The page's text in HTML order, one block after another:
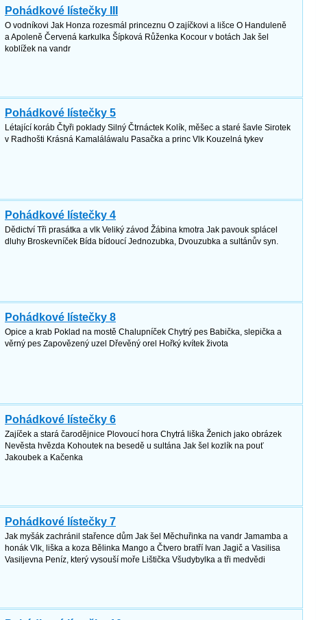
Pohádkové lístečky III
O vodníkovi Jak Honza rozesmál princeznu O zajíčkovi a lišce O Handuleně
a Apoleně Červená karkulka Šípková Růženka Kocour v botách Jak šel
koblížek na vandr
Pohádkové lístečky 5
Létající koráb Čtyři poklady Silný Čtrnáctek Kolík, měšec a staré šavle Sirotek
v Radhošti Krásná Kamaláláwalu Pasačka a princ Vlk Kouzelná tykev
Pohádkové lístečky 4
Dědictví Tři prasátka a vlk Veliký závod Žábina kmotra Jak pavouk splácel
dluhy Broskevníček Bída bídoucí Jednozubka, Dvouzubka a sultánův syn.
Pohádkové lístečky 8
Opice a krab Poklad na mostě Chalupníček Chytrý pes Babička, slepička a
věrný pes Zapovězený uzel Dřevěný orel Hořký kvítek života
Pohádkové lístečky 6
Zajíček a stará čarodějnice Plovoucí hora Chytrá liška Ženich jako obrázek
Nevěsta hvězda Kohoutek na besedě u sultána Jak šel kozlík na pouť
Jakoubek a Kačenka
Pohádkové lístečky 7
Jak myšák zachránil stařence dům Jak šel Měchuřinka na vandr Jamamba a
honák Vlk, liška a koza Bělinka Mango a Čtvero bratří Ivan Jagič a Vasilisa
Vasiljevna Peníz, který vysouší moře Lištička Všudybylka a tři medvědi